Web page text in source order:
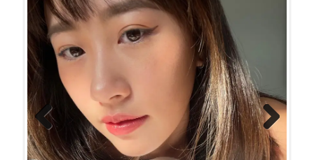
Previo
us
Next